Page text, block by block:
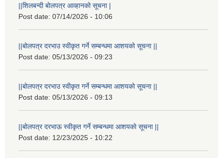
||शिलबन्दी बोलपत्र आव्हानको सूचना |
Post date: 07/14/2026 - 10:06
||बोलपत्र दरभाउ स्वीकृत गर्ने सम्बन्धमा आशयको सूचना ||
Post date: 05/13/2026 - 09:23
||बोलपत्र दरभाउ स्वीकृत गर्ने सम्बन्धमा आशयको सूचना ||
Post date: 05/13/2026 - 09:13
||बोलपत्र दरभाऊ स्वीकृत गर्ने सम्बन्धमा आशयको सूचना ||
Post date: 12/23/2025 - 10:22